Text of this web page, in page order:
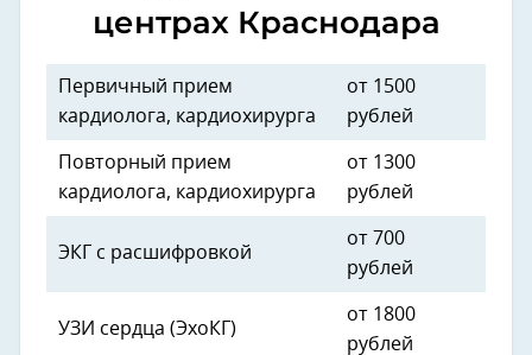
центрах Краснодара
Первичный прием
кардиолога, кардиохирурга
от 1500
рублей
Повторный прием
кардиолога, кардиохирурга
от 1300
рублей
ЭКГ с расшифровкой
от 700
рублей
УЗИ сердца (ЭхоКГ)
от 1800
рублей